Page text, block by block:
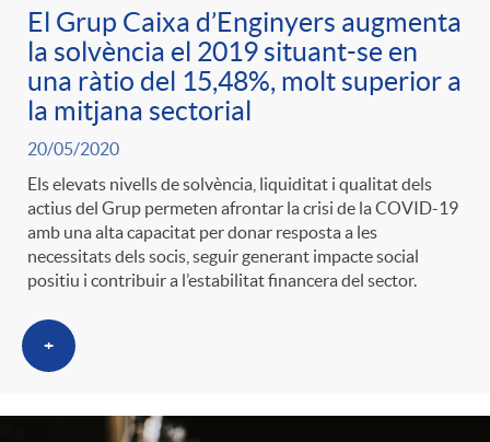
El Grup Caixa d’Enginyers augmenta
la solvència el 2019 situant-se en
una ràtio del 15,48%, molt superior a
la mitjana sectorial
20/05/2020
Els elevats nivells de solvència, liquiditat i qualitat dels
actius del Grup permeten afrontar la crisi de la COVID-19
amb una alta capacitat per donar resposta a les
necessitats dels socis, seguir generant impacte social
positiu i contribuir a l’estabilitat financera del sector.
+